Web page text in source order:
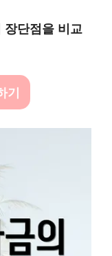
장단점을 비교
기